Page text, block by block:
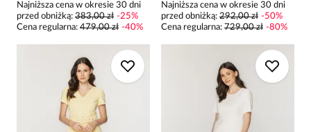
Najniższa cena w okresie 30 dni
przed obniżką: 383,00 zł -25%
Cena regularna: 479,00 zł -40%
Najniższa cena w okresie 30 dni
przed obniżką: 292,00 zł -50%
Cena regularna: 729,00 zł -80%